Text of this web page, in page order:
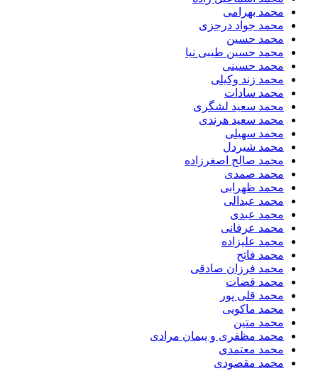
محمد بهرامی
محمد جواد درجزی
محمد حسین
محمد حسین طیبی نیا
محمد حسینی
محمد زند وکیلی
محمد سادات
محمد سعید لشگری
محمد سعید هرندی
محمد سهیلی
​محمد شیردل
محمد صالح اصغرزاده
محمد صمدی
محمد ظهرابی
محمد عبدالی
محمد عبدی
محمد عرفانی
محمد علیزاده
محمد فاتح
محمد فرزان صادقی
محمد قضات
محمد قلی پور
محمد ماکویی
محمد متین
محمد مظفری و پیمان مرادی
محمد معتمدی
محمد مقصودی